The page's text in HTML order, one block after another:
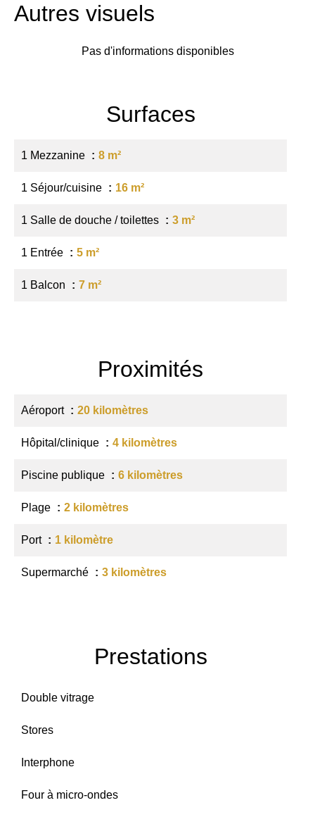
Autres visuels
Pas d'informations disponibles
Surfaces
1 Mezzanine 8 m²
1 Séjour/cuisine 16 m²
1 Salle de douche / toilettes 3 m²
1 Entrée 5 m²
1 Balcon 7 m²
Proximités
Aéroport 20 kilomètres
Hôpital/clinique 4 kilomètres
Piscine publique 6 kilomètres
Plage 2 kilomètres
Port 1 kilomètre
Supermarché 3 kilomètres
Prestations
Double vitrage
Stores
Interphone
Four à micro-ondes